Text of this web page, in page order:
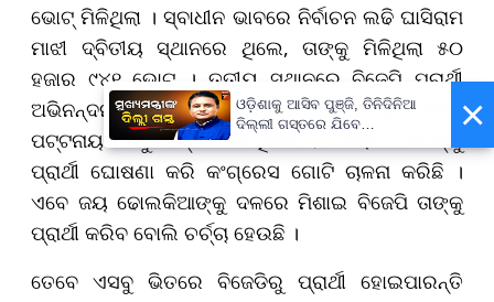
ଭୋଟ୍ ମିଳିଥିଲା । ସ୍ବାଧୀନ ଭାବରେ ନିର୍ବାଚନ ଲଢି ଘାସିରାମ
ମାଝୀ ଦ୍ବିତୀୟ ସ୍ଥାନରେ ଥିଲେ, ତାଙ୍କୁ ମିଳିଥିଲା ୫୦
ହଜାର ୯୪୧ ଭୋଟ୍ । ତୃତୀୟ ସ୍ଥାନରେ ବିଜେପି ପ୍ରାର୍ଥୀ
ଅଭିନନ୍ଦନ ପଣ୍ଡା ଥିବାବେଳେ କଂଗ୍ରେସରୁ ଶରତ
ପଟ୍ଟନାୟକ ଚତୁର୍ଥ ସ୍ଥାନରେ ଥିଲେ । ଘାସିରାମ ମାଝୀଙ୍କୁ
ପ୍ରାର୍ଥୀ ଘୋଷଣା କରି କଂଗ୍ରେସ ଗୋଟି ଚାଳନା କରିଛି ।​​​​​​​
ଏବେ ଜୟ ଢୋଲକିଆଙ୍କୁ ଦଳରେ ମିଶାଇ ବିଜେପି ତାଙ୍କୁ
ପ୍ରାର୍ଥୀ କରିବ ବୋଲି ଚର୍ଚ୍ଚା ହେଉଛି ।
ତେବେ ଏସବୁ ଭିତରେ ବିଜେଡିରୁ ପ୍ରାର୍ଥୀ ହୋଇପାରନ୍ତି
×
ଓଡ଼ିଶାକୁ ଆସିବ ପୁଞ୍ଜି, ତିନିଦିନିଆ
ଦିଲ୍ଲୀ ଗସ୍ତରେ ଯିବେ
ମୁଖ୍ୟମନ୍ତ୍ରୀ ମୋହନ ମାଝୀ